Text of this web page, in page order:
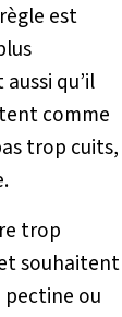
est
qu’il
comme
trop cuits,
trop
souhaitent
pectine ou